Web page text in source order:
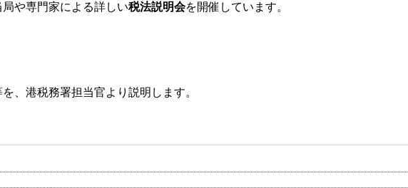
や専門家による詳しい税法説明会を開催しています。
、港税務署担当官より説明します。